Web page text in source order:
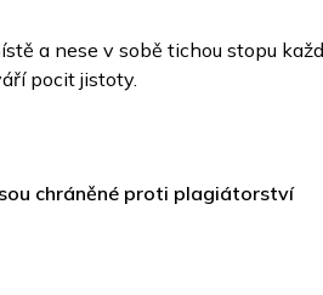
chráněné proti plagiátorství
a nese v sobě tichou stopu
pocit jistoty.